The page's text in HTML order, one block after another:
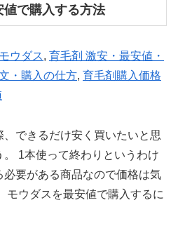
値で購入する方法
モウダス, 育毛剤 激安・最安値・
・購入の仕方, 育毛剤購入価格
できるだけ安く買いたいと思
。 1本使って終わりというわけ
必要がある商品なので価格は気
モウダスを最安値で購入するに